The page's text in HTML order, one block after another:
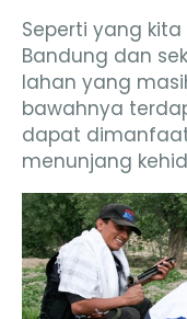
Seperti yang
Bandung dan
lahan yang
bawahnya
dapat
menunjang